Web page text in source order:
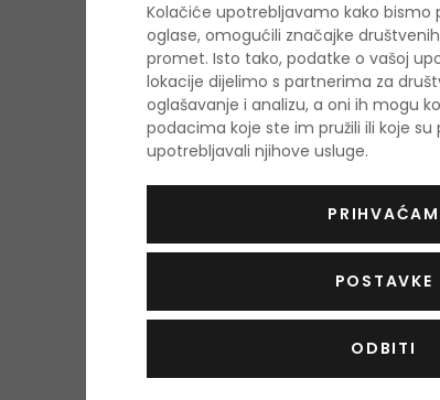
Parfemska voda
Kolačiće upotrebljavamo kako bismo
oglase, omogućili značajke
promet. Isto tako, podatke o vašoj
lokacije dijelimo s partnerima za
oglašavanje i analizu, a oni ih mogu
podacima koje ste im pružili ili koje su
upotrebljavali njihove usluge.
PRIHVAĆAM
POSTAVKE
ODBITI